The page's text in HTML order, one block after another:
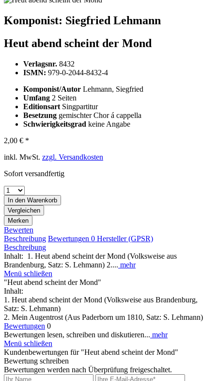
Komponist: Siegfried Lehmann
Heut abend scheint der Mond
Verlagsnr. 8432
ISMN: 979-0-2044-8432-4
Komponist/Autor Lehmann, Siegfried
Umfang 2 Seiten
Editionsart Singpartitur
Besetzung gemischter Chor á cappella
Schwierigkeitsgrad keine Angabe
2,00 € *
inkl. MwSt. zzgl. Versandkosten
Sofort versandfertig
In den Warenkorb
Vergleichen
Merken
Bewerten
Beschreibung Bewertungen 0 Hersteller (GPSR)
Beschreibung
Inhalt: 1. Heut abend scheint der Mond (Volksweise aus
Brandenburg, Satz: S. Lehmann) 2.... mehr
Menü schließen
"Heut abend scheint der Mond"
Inhalt:
1. Heut abend scheint der Mond (Volksweise aus Brandenburg,
Satz: S. Lehmann)
2. Mein Augentrost (Aus Paderborn um 1810, Satz: S. Lehmann)
Bewertungen 0
Bewertungen lesen, schreiben und diskutieren... mehr
Menü schließen
Kundenbewertungen für "Heut abend scheint der Mond"
Bewertung schreiben
Bewertungen werden nach Überprüfung freigeschaltet.